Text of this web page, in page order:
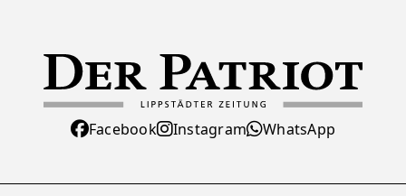
Facebook Instagram WhatsApp